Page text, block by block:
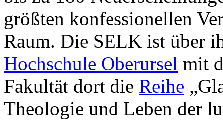
größten konfessionellen
Raum. Die SELK ist über
Hochschule Oberursel mit
Fakultät dort die Reihe
Theologie und Leben der